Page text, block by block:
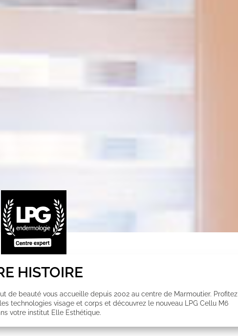
HISTOIRE
de beauté vous accueille depuis 2002 au centre de Marmoutier. Profitez
technologies visage et corps et découvrez le nouveau LPG Cellu M6
votre institut Elle Esthétique.